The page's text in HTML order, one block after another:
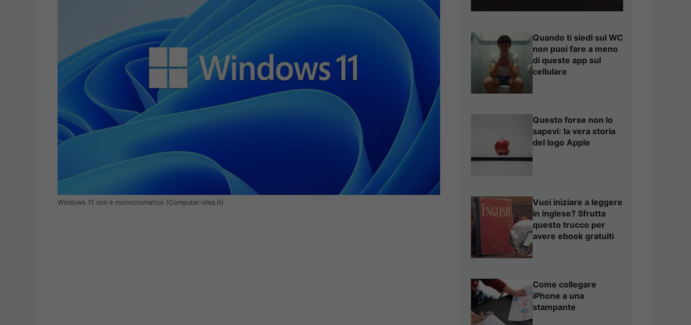
Windows 11 non è monocromatico (Computer-idea.it)
Quando ti siedi sul WC
non puoi fare a meno
di queste app sul
cellulare
Questo forse non lo
sapevi: la vera storia
del logo Apple
Vuoi iniziare a leggere
in inglese? Sfrutta
questo trucco per
avere ebook gratuiti
Come collegare
iPhone a una
stampante